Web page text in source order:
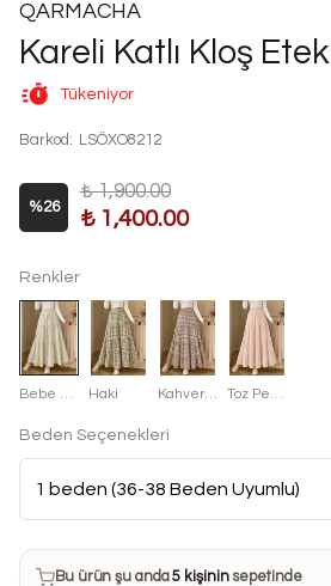
QARMACHA
Kareli Katlı Kloş Etek
Tükeniyor
Barkod : LSÖXO8212
%26
₺ 1,900.00
₺ 1,400.00
Renkler
Haki
Beden Seçenekleri
Bu ürün son 7 günde8 kezsatın alındı
Bu ürün şu anda5 kişininsepetinde